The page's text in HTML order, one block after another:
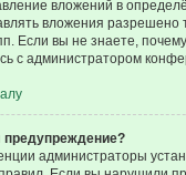
вложений в
вложения разрешено
Если вы не знаете,
с администратором
предупреждение?
администраторы